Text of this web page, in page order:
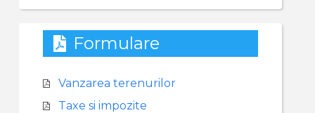
Formulare
Vanzarea terenurilor
Taxe si impozite